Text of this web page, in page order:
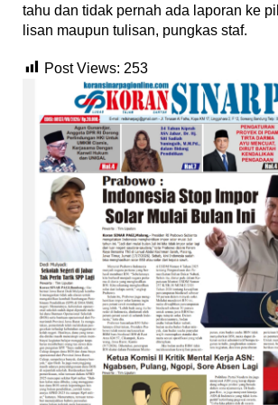
tahu dan tidak pernah ada laporan ke
lisan maupun tulisan, pungkas staf.
Post Views: 253